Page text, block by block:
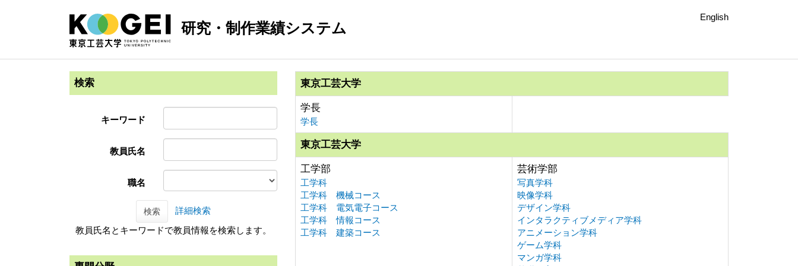
研究・制作業績システム
English
検索
キーワード
教員氏名
職名
検索
詳細検索
教員氏名とキーワードで教員情報を検索します。
東京工芸大学
学長
学長
東京工芸大学
工学部
工学科
工学科 機械コース
工学科 電気電子コース
工学科 情報コース
工学科 建築コース
芸術学部
写真学科
映像学科
デザイン学科
インタラクティブメディア学科
アニメーション学科
ゲーム学科
マンガ学科